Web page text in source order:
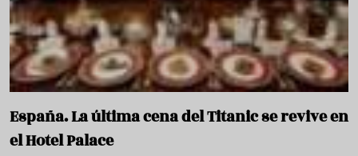
España. La última cena del Titanic se revive en
el Hotel Palace